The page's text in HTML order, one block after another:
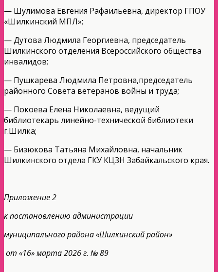
— Шулимова Евгения Рафаильевна, директор ГПОУ
«Шилкинский МПЛ»;
— Дутова Людмила Георгиевна, председатель
Шилкинского отделения Всероссийского общества
инвалидов;
— Пушкарева Людмила Петровна,председатель
районного Совета ветеранов войны и труда;
— Покоева Елена Николаевна, ведущий
библиотекарь линейно-технической библиотеки
г.Шилка;
— Бизюкова Татьяна Михайловна, начальник
Шилкинского отдела ГКУ КЦЗН Забайкальского края.
Приложение 2
к постановлению администрации
муниципального района «Шилкинский район»
от «16» марта 2026 г. № 89